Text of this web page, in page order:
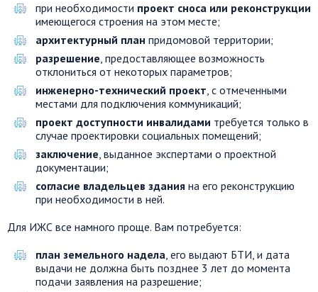
при необходимости проект сноса или реконструкции
имеющегося строения на этом месте;
архитектурный план придомовой территории;
разрешение, предоставляющее возможность
отклониться от некоторых параметров;
инженерно-технический проект, с отмеченными
местами для подключения коммуникаций;
проект доступности инвалидами требуется только в
случае проектировки социальных помещений;
заключение, выданное экспертами о проектной
документации;
согласие владельцев здания на его реконструкцию
при необходимости в ней.
Для ИЖС все намного проще. Вам потребуется:
план земельного надела, его выдают БТИ, и дата
выдачи не должна быть позднее 3 лет до момента
подачи заявления на разрешение;